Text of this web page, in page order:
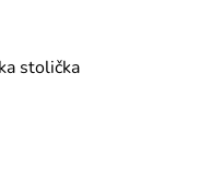
stolička